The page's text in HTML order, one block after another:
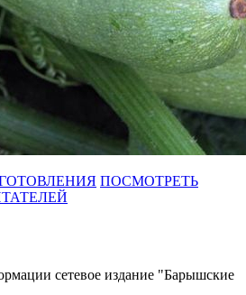
ПОСМОТРЕТЬ
сетевое издание "Барышские